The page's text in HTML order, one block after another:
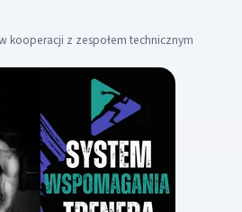
kooperacji z zespołem technicznym